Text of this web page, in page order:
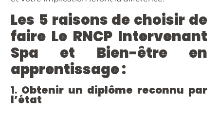
Les 5 raisons de choisir de
faire Le RNCP Intervenant
Spa et Bien-être en
apprentissage :
1. Obtenir un diplôme reconnu par
l’état